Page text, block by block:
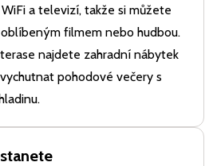
a televizí, takže si můžete
filmem nebo hudbou.
najdete zahradní nábytek
pohodové večery s